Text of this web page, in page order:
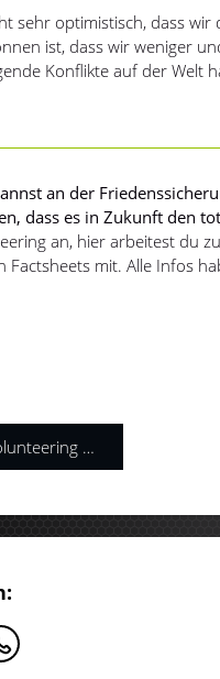
sehr optimistisch, dass wir
ist, dass wir weniger
Konflikte auf der Welt
an der
dass es in Zukunft den
an, hier arbeitest du
Factsheets mit. Alle Infos
Zum Online Volunteering der UN